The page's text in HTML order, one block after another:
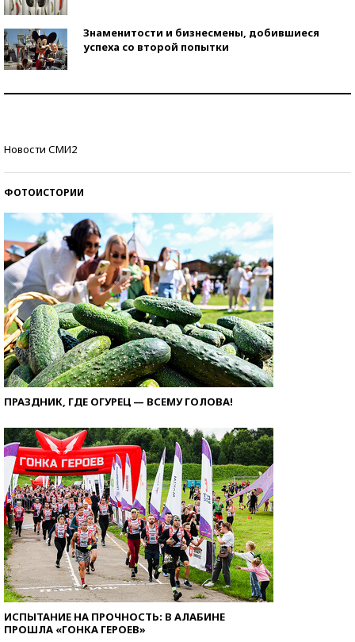
Знаменитости и бизнесмены, добившиеся
успеха со второй попытки
Новости СМИ2
ФОТОИСТОРИИ
ПРАЗДНИК, ГДЕ ОГУРЕЦ — ВСЕМУ ГОЛОВА!
ИСПЫТАНИЕ НА ПРОЧНОСТЬ: В АЛАБИНЕ
ПРОШЛА «ГОНКА ГЕРОЕВ»